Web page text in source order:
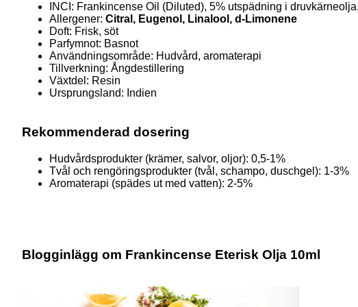
INCI: Frankincense Oil (Diluted), 5% utspädning i
Allergener: Citral, Eugenol, Linalool, d-Limonene
Doft: Frisk, söt
Parfymnot: Basnot
Användningsområde: Hudvård, aromaterapi
Tillverkning: Ångdestillering
Växtdel: Resin
Ursprungsland: Indien
Rekommenderad dosering
Hudvårdsprodukter (krämer, salvor, oljor): 0,5-1%
Tvål och rengöringsprodukter (tvål, schampo, duschgel): 1-3%
Aromaterapi (spädes ut med vatten): 2-5%
Blogginlägg om Frankincense Eterisk Olja 10ml